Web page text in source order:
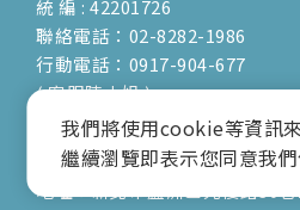
統 編 : 42201726
聯絡電話：02-8282-1986
行動電話：0917-904-677
( 客服陳小姐 )
地址：新北市蘆洲區光復路30
我們將使用cookie等資訊
繼續瀏覽即表示您同意我們